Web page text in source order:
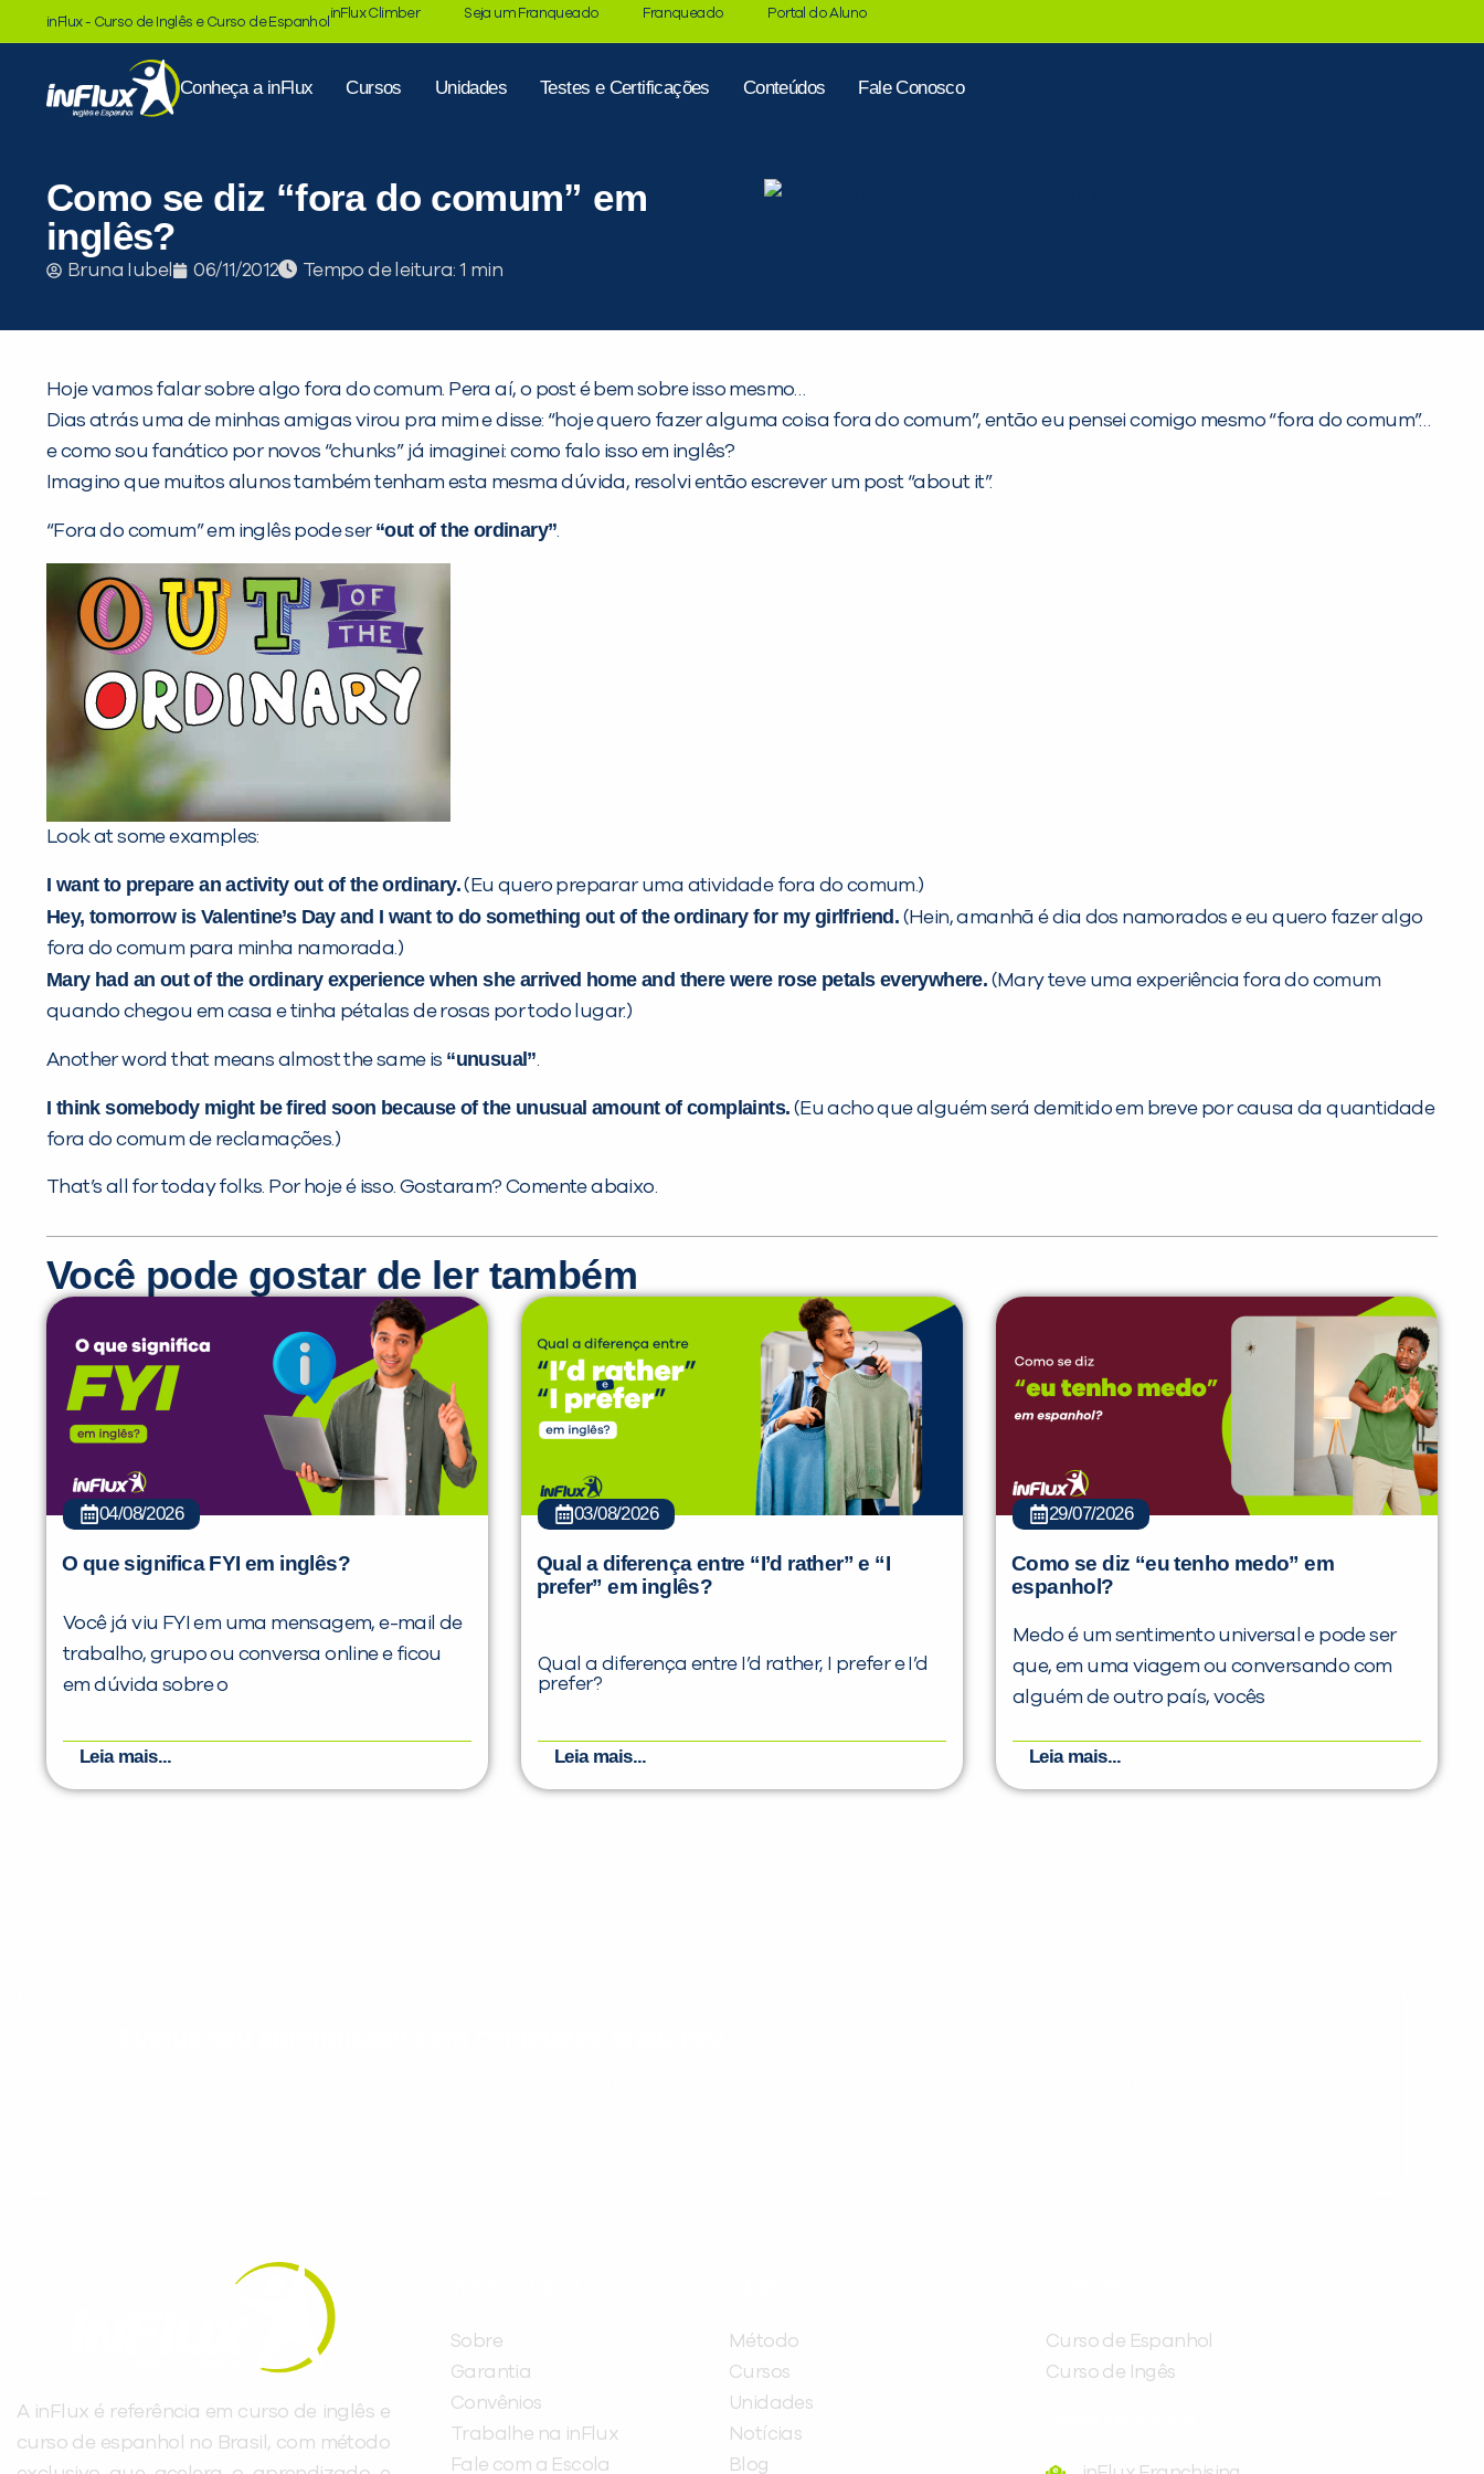
inFlux - Curso de Inglês e Curso de Espanhol
inFlux Climber Seja um Franqueado Franqueado Portal do Aluno
Conheça a inFlux Cursos Unidades Testes e Certificações Conteúdos Fale Conosco
Como se diz “fora do comum” em
inglês?
Bruna Iubel 06/11/2012 Tempo de leitura:
Hoje vamos falar sobre algo fora do comum. Pera aí, o post é bem sobre isso mesmo…
Dias atrás uma de minhas amigas virou pra mim e disse: “hoje quero fazer alguma coisa fora do comum”, então eu pensei comigo mesmo “fora do comum”…
e como sou fanático por novos “chunks” já imaginei: como falo isso em inglês?
Imagino que muitos alunos também tenham esta mesma dúvida, resolvi então escrever um post “about it”.
“Fora do comum” em inglês pode ser“out of the ordinary”.
Look at some examples:
I want to prepare an activity out of the ordinary.(Eu quero preparar uma atividade fora do comum.)
Hey, tomorrow is Valentine’s Day and I want to do something out of the ordinary for my girlfriend. (Hein, amanhã é dia dos namorados e eu quero fazer algo
fora do comum para minha namorada.)
Mary had an out of the ordinary experience when she arrived home and there were rose petals everywhere. (Mary teve uma experiência fora do comum
quando chegou em casa e tinha pétalas de rosas por todo lugar.)
Another word that means almost the same is “unusual”.
I think somebody might be fired soon because of the unusual amount of complaints. (Eu acho que alguém será demitido em breve por causa da quantidade
fora do comum de reclamações.)
That’s all for today folks. Por hoje é isso. Gostaram? Comente abaixo.
Você pode gostar de ler também
04/08/2026
O que significa FYI em inglês?
Você já viu FYI em uma mensagem, e-mail de
trabalho, grupo ou conversa online e ficou
em dúvida sobre o
Leia mais...
03/08/2026
Qual a diferença entre “I’d rather” e “I
prefer” em inglês?
Qual a diferença entre I’d rather, I prefer e I’d
prefer?
Leia mais...
29/07/2026
Como se diz “eu tenho medo” em
espanhol?
Medo é um sentimento universal e pode ser
que, em uma viagem ou conversando com
alguém de outro país, vocês
Leia mais...
A inFlux é referência em curso de inglês e
curso de espanhol no Brasil, com método
Sobre
Garantia
Convênios
Trabalhe na inFlux
Fale com a Escola
Método
Cursos
Unidades
Notícias
Blog
Curso de Espanhol
Curso de Ingês